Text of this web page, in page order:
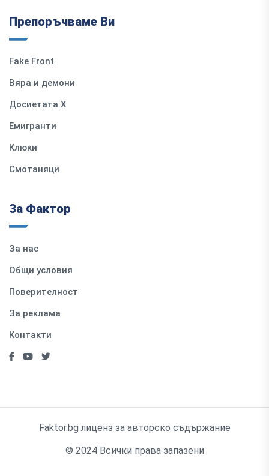
Препоръчваме Ви
Fake Front
Вяра и демони
Досиетата Х
Емигранти
Клюки
Смотаняци
За Фактор
За нас
Общи условия
Поверителност
За реклама
Контакти
Faktor.bg лиценз за авторско съдържание
© 2024 Всички права запазени